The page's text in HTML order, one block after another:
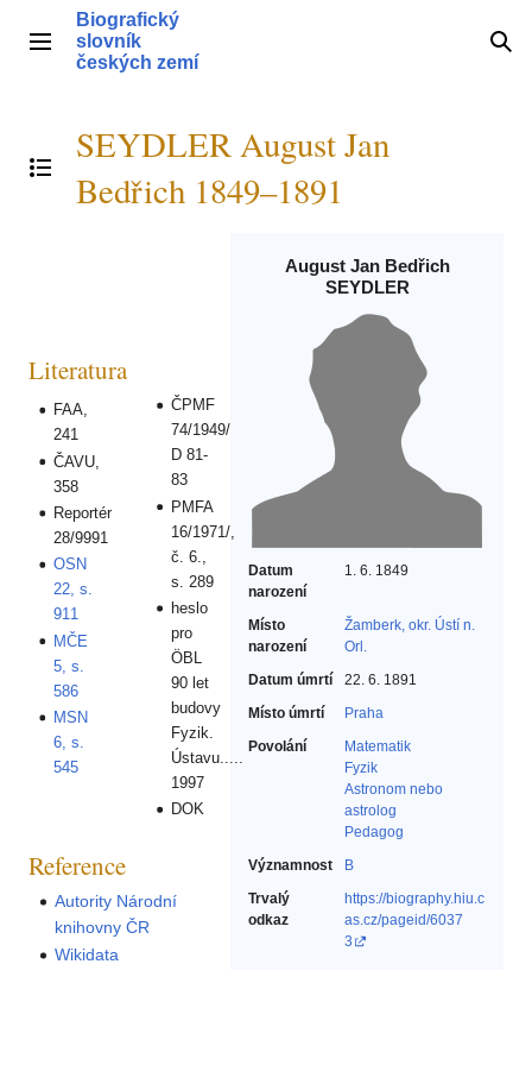
obsahHlavní menu
Biografický
slovník
českých zemí
Přepnout obsah
SEYDLER August Jan
Bedřich 1849–1891
August Jan Bedřich
SEYDLER
Datum
narození
1. 6. 1849
Místo
narození
Žamberk, okr. Ústí n.
Orl.
Datum úmrtí
22. 6. 1891
Místo úmrtí
Praha
Povolání
Matematik‎
Fyzik‎
Astronom nebo
astrolog‎
Pedagog‎
Významnost
B
Trvalý
odkaz
https://biography.hiu.c
as.cz/pageid/6037
3
Literatura
FAA,
241
ČAVU,
358
Reportér
28/9991
OSN
22, s.
911
MČE
5, s.
586
MSN
6, s.
545
ČPMF
74/1949/
D 81-
83
PMFA
16/1971/,
č. 6.,
s. 289
heslo
pro
ÖBL
90 let
budovy
Fyzik.
Ústavu.....
1997
DOK
Reference
Autority Národní
knihovny ČR
Wikidata